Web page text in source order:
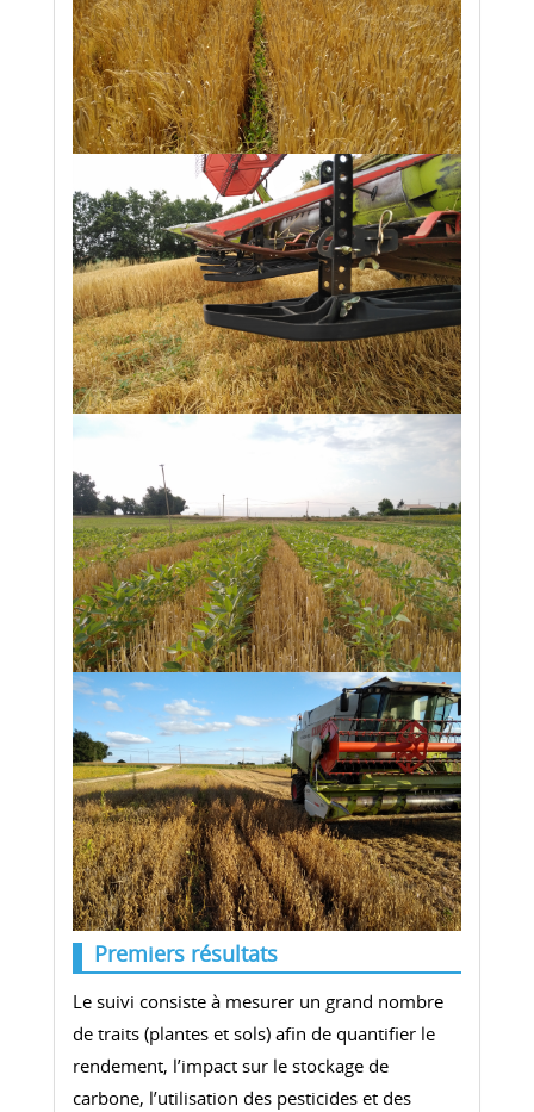
Premiers résultats
Le suivi consiste à mesurer un grand nombre
de traits (plantes et sols) afin de quantifier le
rendement, l’impact sur le stockage de
carbone, l’utilisation des pesticides et des